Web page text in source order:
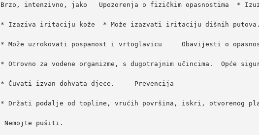
Brzo, intenzivno, jako Upozorenja o fizičkim opasnostima *
* Izaziva iritaciju kože * Može izazvati iritaciju dišnih
* Može uzrokovati pospanost i vrtoglavicu Obavijesti o
* Otrovno za vodene organizme, s dugotrajnim učincima. Opće
* Čuvati izvan dohvata djece. Prevencija
* Držati podalje od topline, vrućih površina, iskri, otvorenog
Nemojte pušiti.